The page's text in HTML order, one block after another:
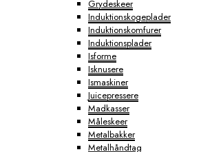
Grydeskeer
Induktionskogeplader
Induktionskomfurer
Induktionsplader
Isforme
Isknusere
Ismaskiner
Juicepressere
Madkasser
Måleskeer
Metalbakker
Metalhåndtag